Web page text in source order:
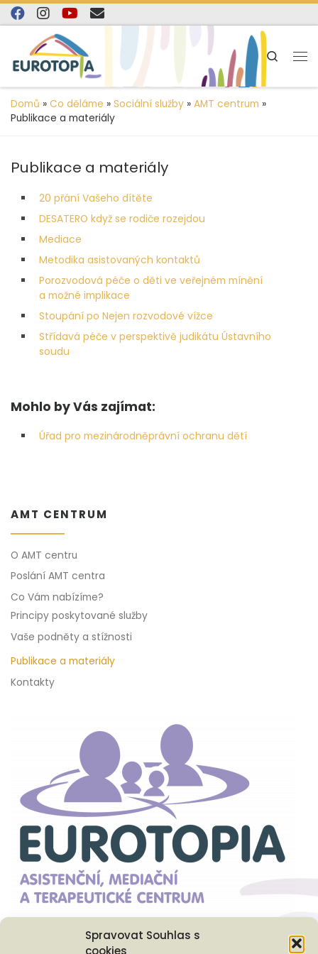
Spravovat Souhlas s
cookies
content
Skip to content
Search
Domů » Co děláme » Sociální služby » AMT centrum »
Publikace a materiály
Publikace a materiály
20 přání Vašeho dítěte
DESATERO když se rodiče rozejdou
Mediace
Metodika asistovaných kontaktů
Porozvodová péče o děti ve veřejném mínění
a možné implikace
Stoupání po Nejen rozvodové vížce
Střídavá péče v perspektivě judikátu Ústavního
soudu
Mohlo by Vás zajímat:
Úřad pro mezinárodněprávní ochranu dětí
AMT CENTRUM
O AMT centru
Poslání AMT centra
Co Vám nabízíme?
Principy poskytované služby
Vaše podněty a stížnosti
Publikace a materiály
Kontakty